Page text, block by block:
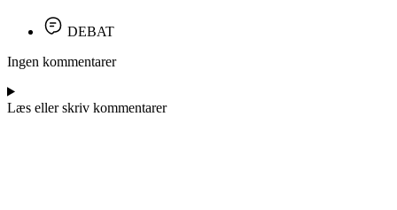
DEBAT
Ingen kommentarer
Læs eller skriv kommentarer